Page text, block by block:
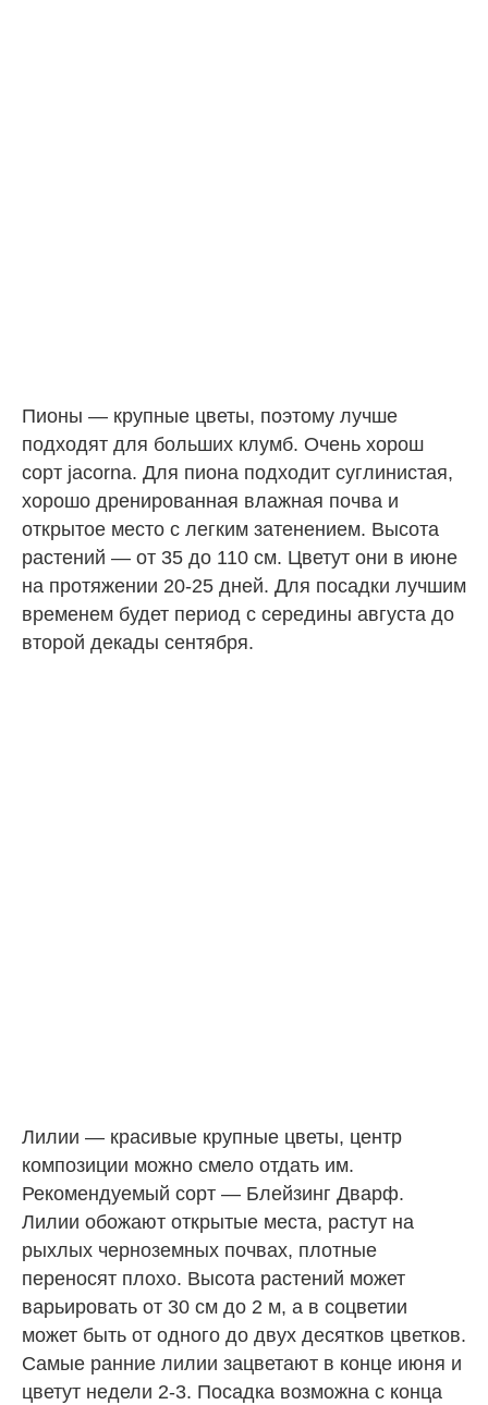
Пионы — крупные цветы, поэтому лучше
подходят для больших клумб. Очень хорош
сорт jacorna. Для пиона подходит суглинистая,
хорошо дренированная влажная почва и
открытое место с легким затенением. Высота
растений — от 35 до 110 см. Цветут они в июне
на протяжении 20-25 дней. Для посадки лучшим
временем будет период с середины августа до
второй декады сентября.
Лилии — красивые крупные цветы, центр
композиции можно смело отдать им.
Рекомендуемый сорт — Блейзинг Дварф.
Лилии обожают открытые места, растут на
рыхлых черноземных почвах, плотные
переносят плохо. Высота растений может
варьировать от 30 см до 2 м, а в соцветии
может быть от одного до двух десятков цветков.
Самые ранние лилии зацветают в конце июня и
цветут недели 2-3. Посадка возможна с конца